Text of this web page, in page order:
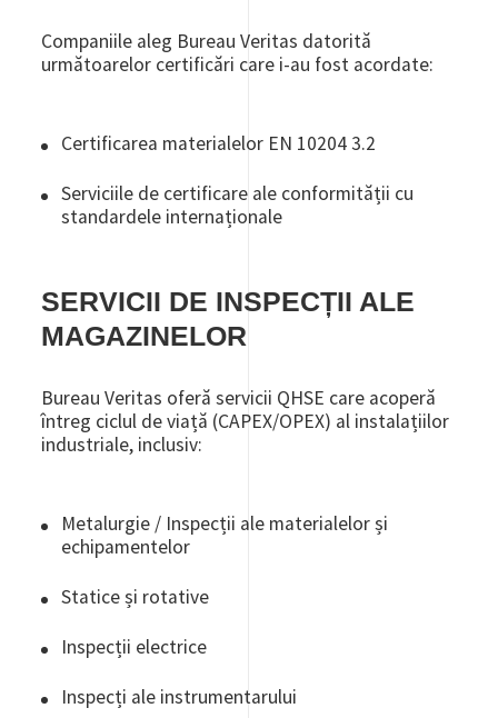
Companiile aleg Bureau Veritas datorită
următoarelor certificări care i-au fost acordate:
Certificarea materialelor EN 10204 3.2
Serviciile de certificare ale conformității cu
standardele internaționale
SERVICII DE INSPECȚII ALE
MAGAZINELOR
Bureau Veritas oferă servicii QHSE care acoperă
întreg ciclul de viață (CAPEX/OPEX) al instalațiilor
industriale, inclusiv:
Metalurgie / Inspecții ale materialelor și
echipamentelor
Statice și rotative
Inspecții electrice
Inspecți ale instrumentarului